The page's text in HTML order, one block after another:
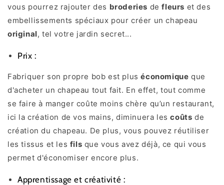
vous pourrez rajouter des broderies defleurs et des
embellissements spéciaux pour créer un chapeau
original, tel votre jardin secret...
Prix :
Fabriquer son propre bob est pluséconomique que
d'acheter un chapeau tout fait. En effet, tout comme
se faire à manger coûte moins chère qu’un restaurant,
ici la création de vos mains, diminuera lescoûts de
création du chapeau. De plus, vous pouvez réutiliser
les tissus et les fils que vous avez déjà, ce qui vous
permet d'économiser encore plus.
Apprentissage et créativité :